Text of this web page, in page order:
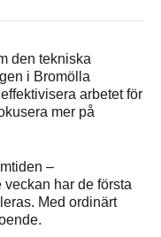
den tekniska
i Bromölla
arbetet för
mer på
–
har de första
Med ordinärt